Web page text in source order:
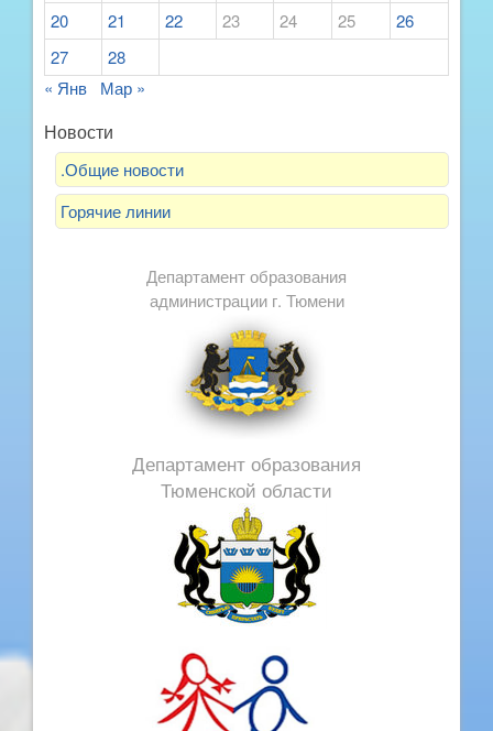
20
21 22 23 24 25
26
27
28
« Янв
Мар »
Новости
.Общие новости
Горячие линии
Департамент образования
администрации г. Тюмени
Департамент образования
Тюменской области